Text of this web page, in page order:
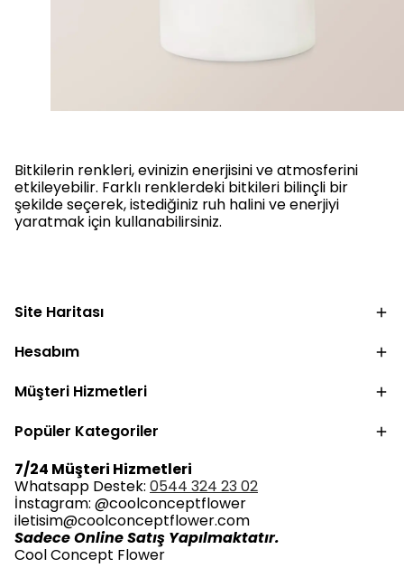
Bitkilerin renkleri, evinizin enerjisini ve atmosferini
etkileyebilir. Farklı renklerdeki bitkileri bilinçli bir
şekilde seçerek, istediğiniz ruh halini ve enerjiyi
yaratmak için kullanabilirsiniz.
Site Haritası
Hesabım
Müşteri Hizmetleri
Popüler Kategoriler
7/24 Müşteri Hizmetleri
Whatsapp Destek: 0544 324 23 02
İnstagram: @coolconceptflower
iletisim@coolconceptflower.com
Sadece Online Satış Yapılmaktatır.
Cool Concept Flower